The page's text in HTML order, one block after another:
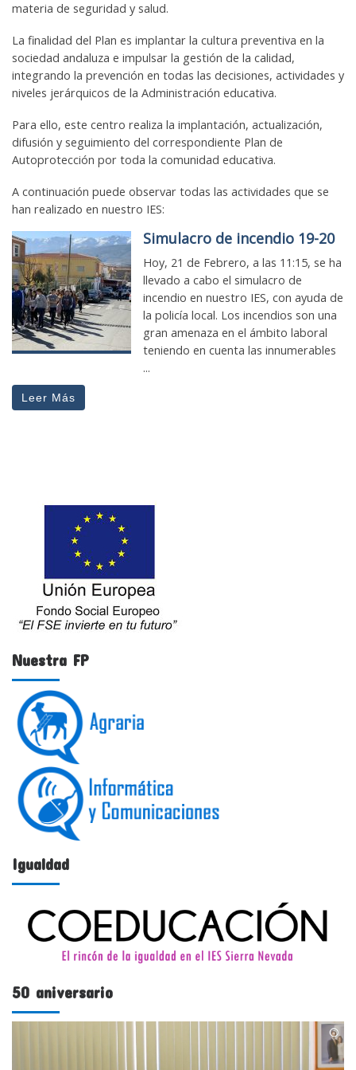
materia de seguridad y salud.
La finalidad del Plan es implantar la cultura preventiva en la
sociedad andaluza e impulsar la gestión de la calidad,
integrando la prevención en todas las decisiones, actividades y
niveles jerárquicos de la Administración educativa.
Para ello, este centro realiza la implantación, actualización,
difusión y seguimiento del correspondiente Plan de
Autoprotección por toda la comunidad educativa.
A continuación puede observar todas las actividades que se
han realizado en nuestro IES:
Simulacro de incendio 19-20
Hoy, 21 de Febrero, a las 11:15, se ha
llevado a cabo el simulacro de
incendio en nuestro IES, con ayuda de
la policía local. Los incendios son una
gran amenaza en el ámbito laboral
teniendo en cuenta las innumerables
...
Leer Más
Nuestra FP
Igualdad
50 aniversario